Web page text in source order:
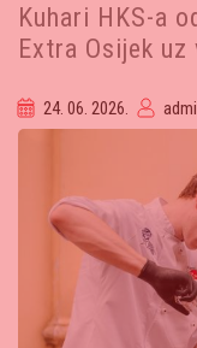
Kuhari HKS-a
Extra Osijek
24. 06. 2026.